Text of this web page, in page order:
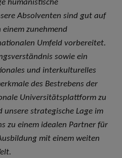
humanistische
Absolventen sind gut auf
zunehmend
Umfeld vorbereitet.
sowie ein
und interkulturelles
des Bestrebens der
Universitätsplattform zu
unsere strategische Lage im
zu einem idealen Partner für
mit einem weiten